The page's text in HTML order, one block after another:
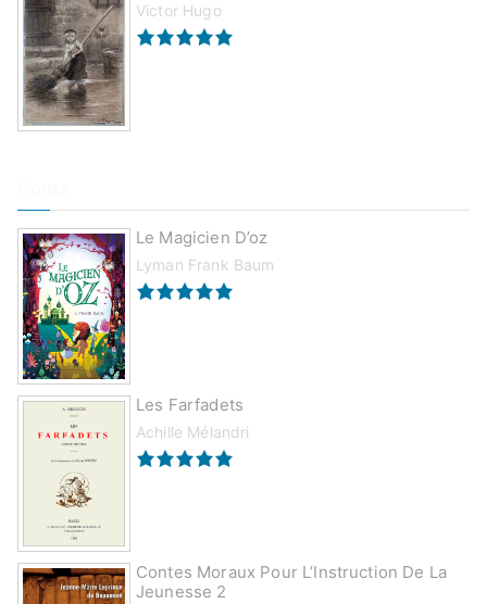
Victor Hugo
Le Magicien D’oz
Lyman Frank Baum
Les Farfadets
Achille Mélandri
Contes Moraux Pour L’Instruction De La
Jeunesse 2